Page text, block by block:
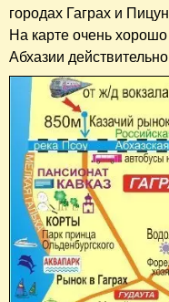
городах Гаграх и
На карте очень
Абхазии